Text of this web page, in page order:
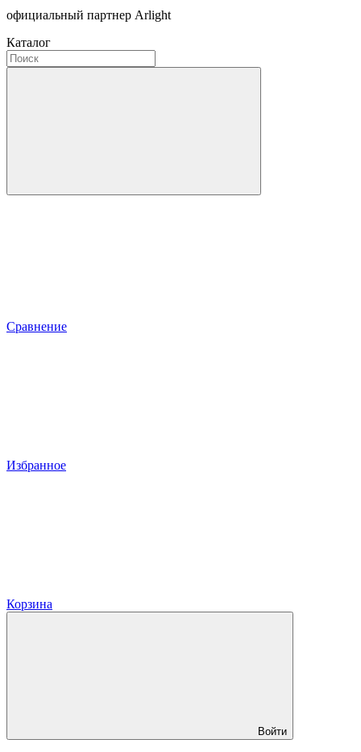
официальный партнер Arlight
Каталог
Сравнение
Избранное
Корзина
Войти